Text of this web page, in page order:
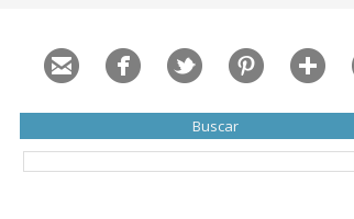
Buscar